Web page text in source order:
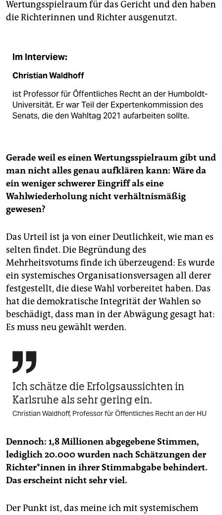
Wertungsspielraum für das Gericht und den haben
die Richterinnen und Richter ausgenutzt.
Im Interview:
Christian Waldhoff
ist Professor für Öffentliches Recht an der Humboldt-
Universität. Er war Teil der Expertenkommission des
Senats, die den Wahltag 2021 aufarbeiten sollte.
Gerade weil es einen Wertungsspielraum gibt und
man nicht alles genau aufklären kann: Wäre da
ein weniger schwerer Eingriff als eine
Wahlwiederholung nicht verhältnismäßig
gewesen?
Das Urteil ist ja von einer Deutlichkeit, wie man es
selten findet. Die Begründung des
Mehrheitsvotums finde ich überzeugend: Es wurde
ein systemisches Organisationsversagen all derer
festgestellt, die diese Wahl vorbereitet haben. Das
hat die demokratische Integrität der Wahlen so
beschädigt, dass man in der Abwägung gesagt hat:
Es muss neu gewählt werden.

Ich schätze die Erfolgsaussichten in
Karlsruhe als sehr gering ein.
Christian Waldhoff, Professor für Öffentliches Recht an der HU
Dennoch: 1,8 Millionen abgegebene Stimmen,
lediglich 20.000 wurden nach Schätzungen der
Rich­te­r*in­nen in ihrer Stimmabgabe behindert.
Das erscheint nicht sehr viel.
Der Punkt ist, das meine ich mit systemischem